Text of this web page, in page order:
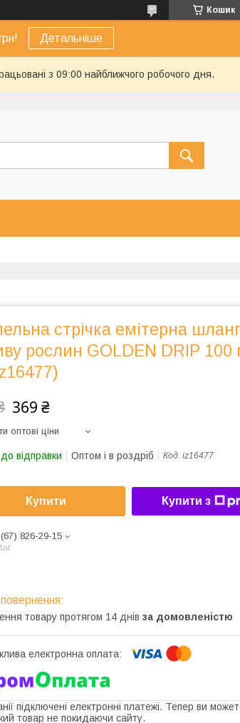
Кошик
Детальніше
з 09:00 найближчого робочого дня.
стрічка емітерна
рослин GOLDEN DRIP 100
369 ₴
оптові ціни
відправки Оптом і в роздріб Код: iz16477
Купити Купити з
826-29-15
товару протягом 14 днів за домовленістю
підключені електронні платежі. Тепер ви
товар не покидаючи сайту.